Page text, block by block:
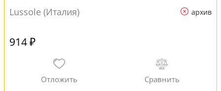
Lussole (Италия)
архив
914 ₽